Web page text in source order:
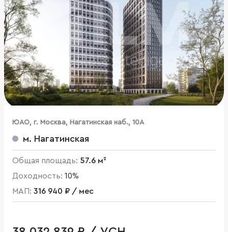
ЮАО, г. Москва, Нагатинская наб., 10А
м. Нагатинская
Общая площадь: 57.6 м²
Доходность: 10%
МАП: 316 940 ₽ / мес